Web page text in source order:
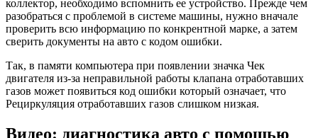
коллектор, необходимо вспомнить ее устройство. Прежде чем
разобраться с проблемой в системе машины, нужно вначале
проверить всю информацию по конкрентной марке, а затем
сверить документы на авто с кодом ошибки.
Так, в памяти компьютера при появлении значка Чек
двигателя из-за неправильной работы клапана отработавших
газов может появиться код ошибки который означает, что
Рециркуляция отработавших газов слишком низкая.
Видео: диагностика авто с помощью